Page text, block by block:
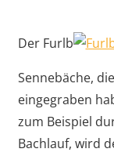
Der Furlb
Sennebäche,
eingegraben
zum Beispiel
Bachlauf, wird